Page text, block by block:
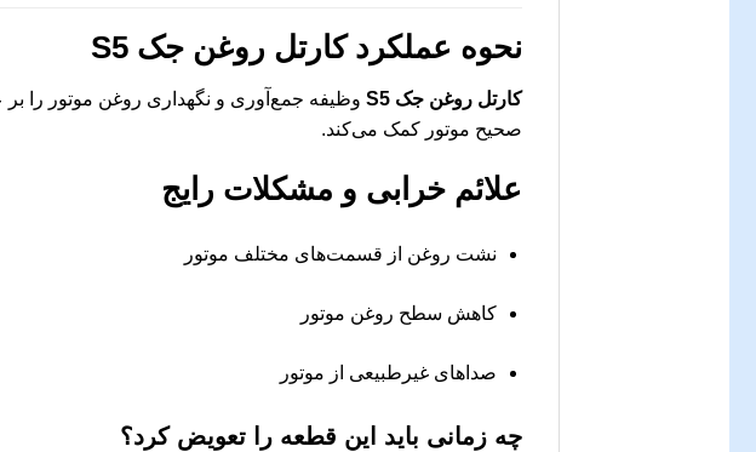
نحوه عملکردکارتل روغن جک S5
کارتل روغن جک S5
وظیفه جمع‌آوری و نگهداری روغن موتور را
صحیح موتور کمک می‌کند.
علائم خرابی و مشکلات رایج
نشت روغن از قسمت‌های مختلف موتور
کاهش سطح روغن موتور
صداهای غیرطبیعی از موتور
چه زمانی باید این قطعه را تعویض کرد؟